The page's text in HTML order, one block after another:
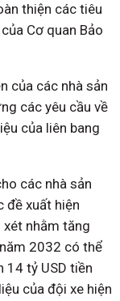
thiện các tiêu
Cơ quan Bảo
của các nhà sản
các yêu cầu về
của liên bang
các nhà sản
đề xuất hiện
nhằm tăng
2032 có thể
14 tỷ USD tiền
của đội xe hiện